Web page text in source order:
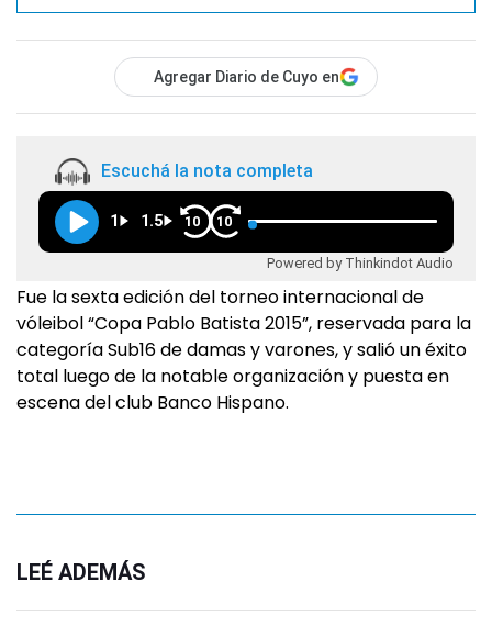
Agregar Diario de Cuyo en
Escuchá la nota completa
1 1.5 10 10
Powered by Thinkindot Audio
Fue la sexta edición del torneo internacional de
vóleibol “Copa Pablo Batista 2015”, reservada para la
categoría Sub16 de damas y varones, y salió un éxito
total luego de la notable organización y puesta en
escena del club Banco Hispano.
LEÉ ADEMÁS